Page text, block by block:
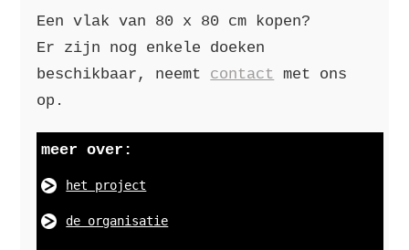
Een vlak van 80 x 80 cm kopen?
Er zijn nog enkele doeken
beschikbaar, neemt contact met ons
op.
meer over:
het project
de organisatie